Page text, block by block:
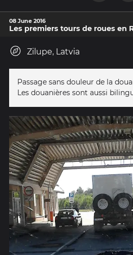
08 June 2016
Les premiers tours de roues en
Zilupe, Latvia
Passage sans douleur de la
Les douanières sont aussi